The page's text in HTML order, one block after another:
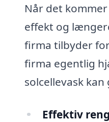
Når det
effekt og
firma tilbyder
firma egentlig
solcellevask
Effektiv